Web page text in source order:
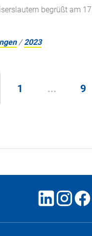
begrüßt am
/2023
1 ... 9